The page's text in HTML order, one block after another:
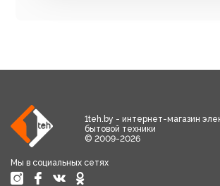
1teh.by - интернет-магазин
бытовой техники
© 2009-2026
Мы в социальных сетях